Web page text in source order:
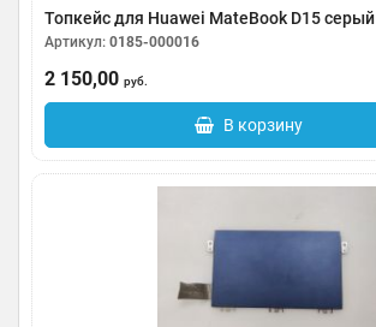
Топкейс для Huawei MateBook D15 серый
Артикул: 0185-000016
2 150,00 руб.
В корзину